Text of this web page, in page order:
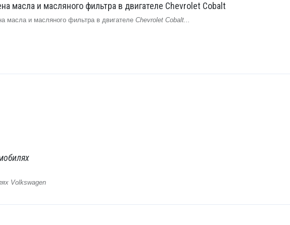
масла и масляного фильтра в двигателе Chevrolet Cobalt
масла и масляного фильтра в двигателе Chevrolet Cobalt...
Volkswagen